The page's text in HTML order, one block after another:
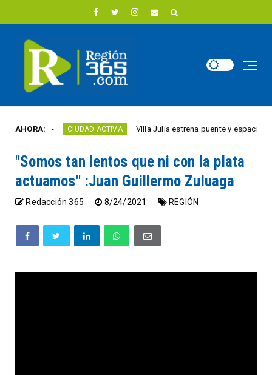
AHORA:CIUDAD ACTIVA Villa Julia estrena puente y espacios
"Somos tan lentos que ni con la plata
actuamos" :Juan Guillermo Zuluaga
Redacción 365 8/24/2021 REGIÓN